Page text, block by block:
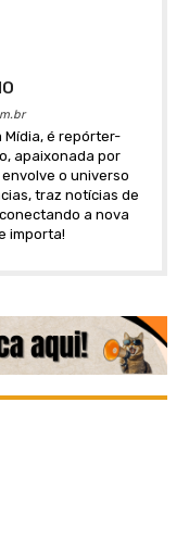
Mídia, é repórter-
apaixonada por
o universo
traz notícias de
a nova
importa!